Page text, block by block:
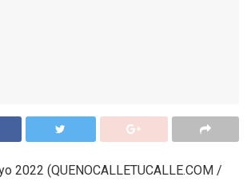
2022 (QUENOCALLETUCALLE.COM /